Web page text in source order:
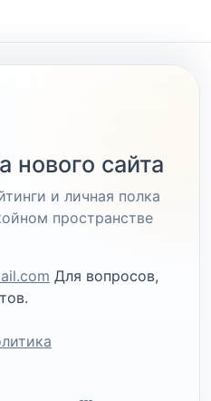
нового сайта
и личная полка
пространстве
Для вопросов,